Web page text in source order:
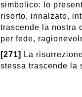
simbolico: lo
risorto, innalzato,
trascende la nostra
per fede,
[271]
La
stessa trascende la